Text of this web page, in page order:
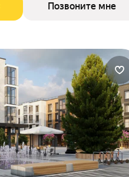
Позвоните мне